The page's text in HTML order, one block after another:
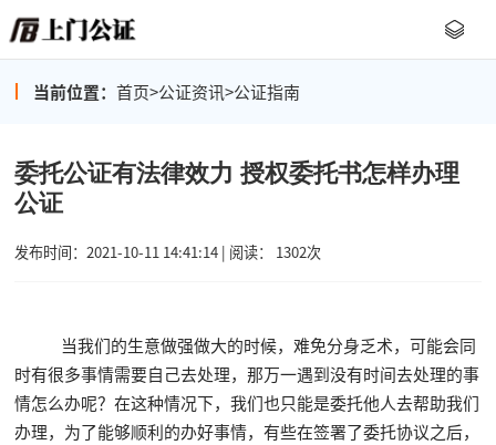
当前位置： 首页>公证资讯>公证指南
委托公证有法律效力 授权委托书怎样办理
公证
发布时间：2021-10-11 14:41:14 | 阅读： 1302次
当我们的生意做强做大的时候，难免分身乏术，可能会同
时有很多事情需要自己去处理，那万一遇到没有时间去处理的事
情怎么办呢？在这种情况下，我们也只能是委托他人去帮助我们
办理，为了能够顺利的办好事情，有些在签署了委托协议之后，